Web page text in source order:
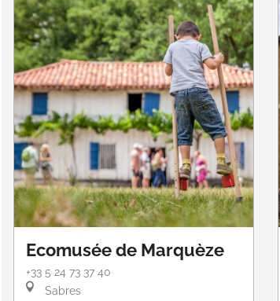
Ecomusée de Marquèze
+33 5 24 73 37 40
Sabres